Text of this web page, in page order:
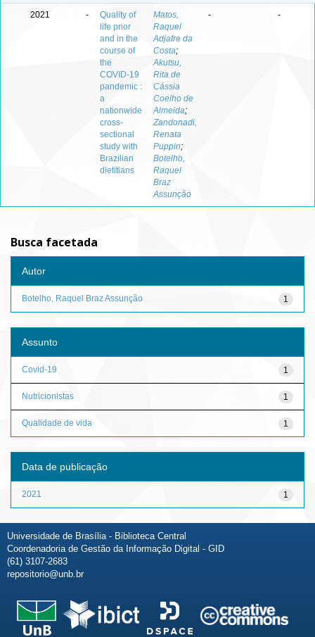
2021 -
Quality of
life prior
and in the
course of
the
COVID-19
pandemic :
a
nationwide
cross-
sectional
study with
Brazilian
dietitians
Matos,
Raquel
Adjafre da
Costa;
Akutsu,
Rita de
Cássia
Coelho de
Almeida;
Zandonadi,
Renata
Puppin;
Botelho,
Raquel
Braz
Assunção
- -
Busca facetada
Autor
1
Botelho, Raquel Braz Assunção
Assunto
1
Covid-19
1
Nutricionistas
1
Qualidade de vida
Data de publicação
1
2021
Universidade de Brasília - Biblioteca Central
Coordenadoria de Gestão da Informação Digital - GID
(61) 3107-2683
repositorio@unb.br